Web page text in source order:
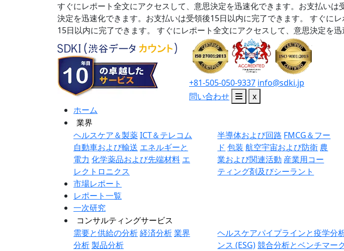
すぐにレポート全文にアクセスして、意思決定を迅速化できます。お支払いは
決定を迅速化できます。お支払いは受領後15日以内に完了できます。
すぐに
15日以内に完了できます。
すぐにレポート全文にアクセスして、意思決定を
+81-505-050-9337 info@sdki.jp
問い合わせ
x
ホーム
業界
ヘルスケア＆製薬ICT＆テレコム
自動車および輸送 エネルギーと
電力 化学薬品および先端材料 エ
レクトロニクス
半導体および回路 FMCG＆フー
ド 包装 航空宇宙および防衛 農
業および関連活動 産業用コー
ティング剤及びシーラント
市場レポート
レポート一覧
一次研究
コンサルティングサービス
需要と供給の分析経済分析業界
分析製品分析
ヘルスケアパイプラインと疫学分
ンス (ESG)競合分析とベンチマー